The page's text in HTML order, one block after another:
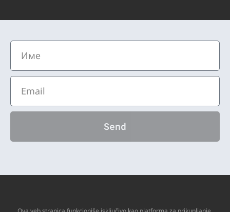
Send